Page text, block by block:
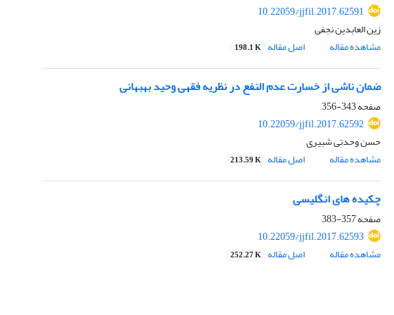
10.22059/jjfil.2017.62591
زین العابدین نجفی
مشاهده مقاله
اصل مقاله 198.1 K
ضمان ناشی از خسارت عدم النفع در نظریه فقهی وحید بهبهانی
صفحه343-356
10.22059/jjfil.2017.62592
حسن وحدتی شبیری
مشاهده مقاله
اصل مقاله 213.59 K
چکیده های انگلیسی
صفحه357-383
10.22059/jjfil.2017.62593
مشاهده مقاله
اصل مقاله 252.27 K